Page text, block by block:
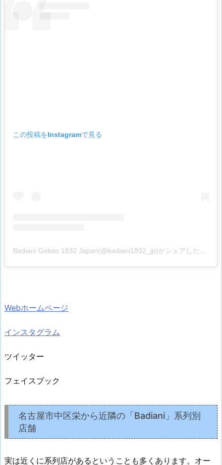
この投稿をInstagramで見る
Webホームページ
インスタグラム
ツイッター
フェイスブック
名古屋市中区栄から近隣の「Badiani」系列別
店舗
実は近くに系列店があるということも多くあります。オー